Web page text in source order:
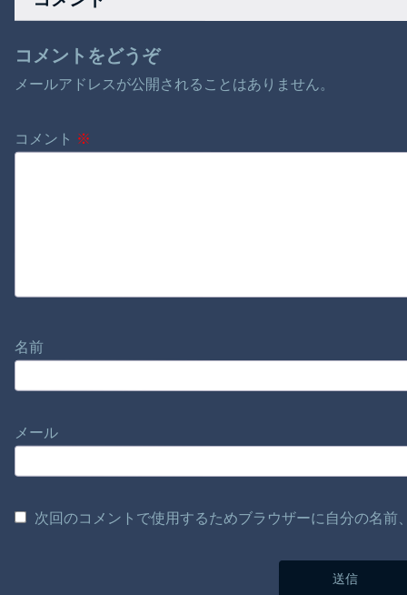
コメントをどうぞ
メールアドレスが公開されることはありません。
コメント ※
名前
メール
次回のコメントで使用するためブラウザーに自分の名